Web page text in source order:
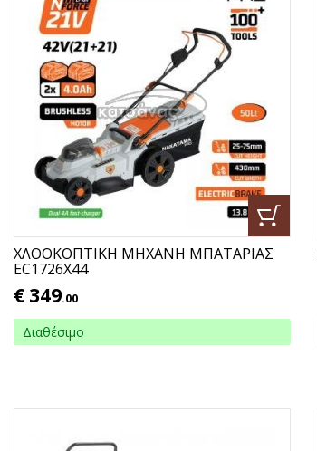
ΧΛΟΟΚΟΠΤΙΚΗ ΜΗΧΑΝΗ ΜΠΑΤΑΡΙΑΣ
EC1726X44
€ 349.00
Διαθέσιμο